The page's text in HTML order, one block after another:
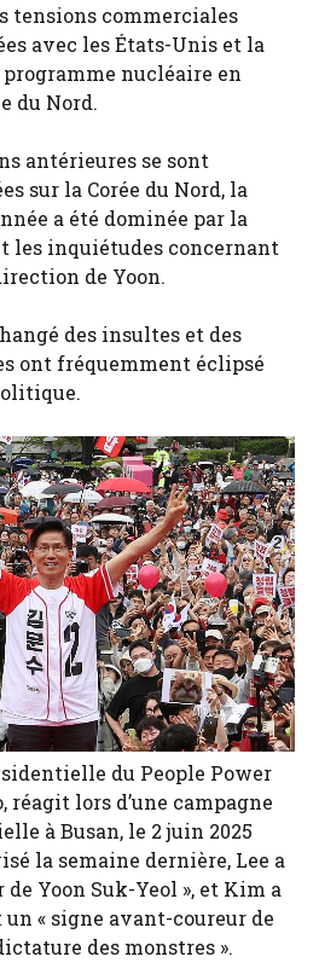
tensions commerciales
avec les États-Unis et la
nucléaire en
du Nord.
antérieures se sont
sur la Corée du Nord, la
a été dominée par la
les inquiétudes concernant
de Yoon.
des insultes et des
ont fréquemment éclipsé
du People Power
réagit lors d’une campagne
à Busan, le 2 juin 2025
la semaine dernière, Lee a
de Yoon Suk-Yeol », et Kim a
« signe avant-coureur de
des monstres ».